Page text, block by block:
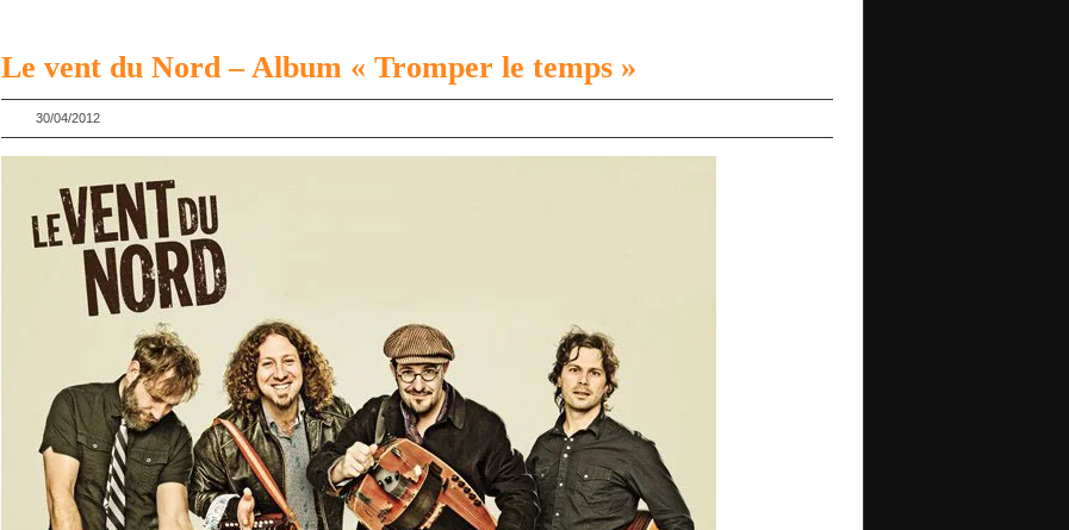
Le vent du Nord – Album « Tromper le temps »
30/04/2012